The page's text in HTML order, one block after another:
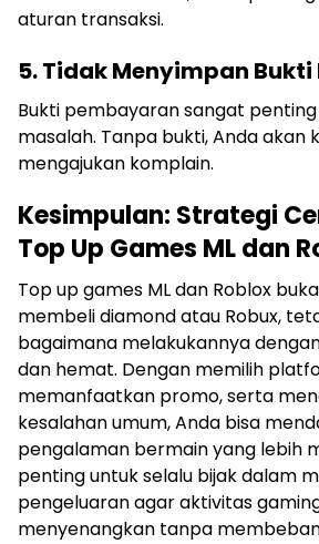
aturan transaksi.
5. Tidak Menyimpan
Bukti pembayaran sangat
masalah. Tanpa bukti, Anda akan
mengajukan komplain.
Kesimpulan: Strategi
Top Up Games ML dan
Top up games ML dan Roblox
membeli diamond atau Robux,
bagaimana melakukannya
dan hemat. Dengan memilih
memanfaatkan promo, serta
kesalahan umum, Anda bisa
pengalaman bermain yang lebih
penting untuk selalu bijak dalam
pengeluaran agar aktivitas
menyenangkan tanpa